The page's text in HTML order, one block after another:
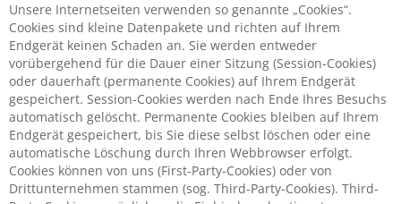
Unsere Internetseiten verwenden so genannte „Cookies“.
Cookies sind kleine Datenpakete und richten auf Ihrem
Endgerät keinen Schaden an. Sie werden entweder
vorübergehend für die Dauer einer Sitzung (Session-Cookies)
oder dauerhaft (permanente Cookies) auf Ihrem Endgerät
gespeichert. Session-Cookies werden nach Ende Ihres Besuchs
automatisch gelöscht. Permanente Cookies bleiben auf Ihrem
Endgerät gespeichert, bis Sie diese selbst löschen oder eine
automatische Löschung durch Ihren Webbrowser erfolgt.
Cookies können von uns (First-Party-Cookies) oder von
Drittunternehmen stammen (sog. Third-Party-Cookies). Third-